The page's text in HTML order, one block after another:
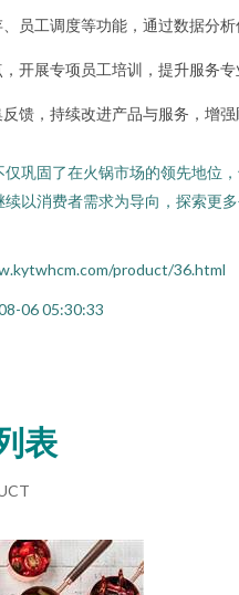
员工调度等功能，通过数据分析
开展专项员工培训，提升服务专
馈，持续改进产品与服务，增强
巩固了在火锅市场的领先地位
以消费者需求为导向，探索更
product/36.html
06 05:30:33
表